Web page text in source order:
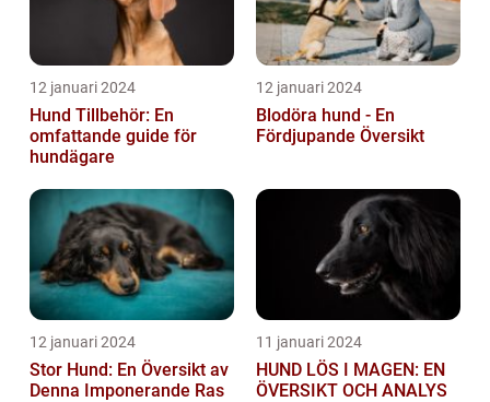
12 januari 2024
Hund Tillbehör: En
omfattande guide för
hundägare
12 januari 2024
Blodöra hund - En
Fördjupande Översikt
12 januari 2024
Stor Hund: En Översikt av
Denna Imponerande Ras
11 januari 2024
HUND LÖS I MAGEN: EN
ÖVERSIKT OCH ANALYS